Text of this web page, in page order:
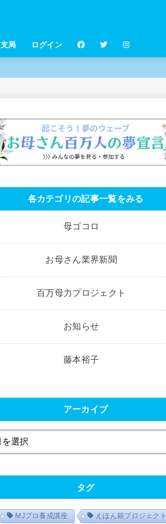
支局 ログイン
各カテゴリの記事一覧をみる
母ゴコロ
お母さん業界新聞
百万母力プロジェクト
お知らせ
藤本裕子
アーカイブ
タグ
MJプロ養成講座 えほん箱プロジェクト